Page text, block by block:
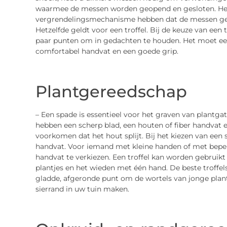
waarmee de messen worden geopend en gesloten.
vergrendelingsmechanisme hebben dat de messen
Hetzelfde geldt voor een troffel. Bij de keuze van
paar punten om in gedachten te houden. Het moet
comfortabel handvat en een goede grip.
Plantgereedschap
– Een spade is essentieel voor het graven van
hebben een scherp blad, een houten of fiber
voorkomen dat het hout splijt. Bij het kiezen van
handvat. Voor iemand met kleine handen of met
handvat te verkiezen. Een troffel kan worden
plantjes en het wieden met één hand. De beste
gladde, afgeronde punt om de wortels van jonge
sierrand in uw tuin maken.